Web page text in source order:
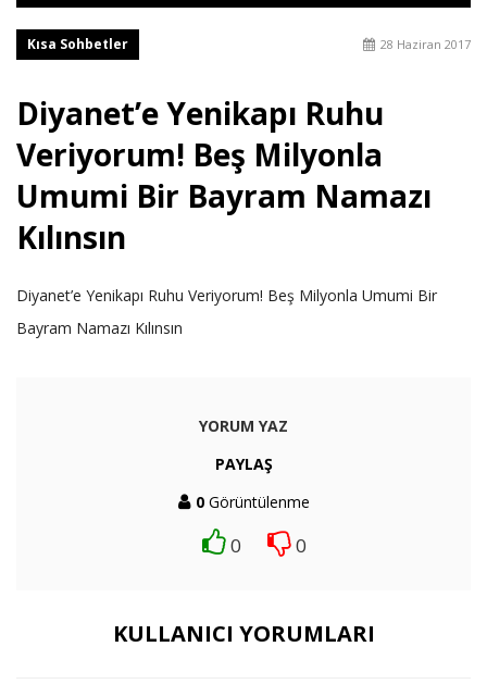
Kısa Sohbetler 28 Haziran 2017
Diyanet’e Yenikapı Ruhu
Veriyorum! Beş Milyonla
Umumi Bir Bayram Namazı
Kılınsın
Diyanet’e Yenikapı Ruhu Veriyorum! Beş Milyonla Umumi Bir
Bayram Namazı Kılınsın
YORUM YAZ
PAYLAŞ
0Görüntülenme
0 0
KULLANICI YORUMLARI